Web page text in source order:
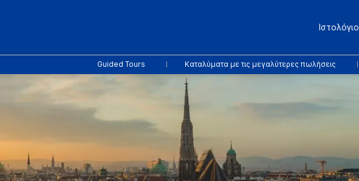
Ιστολόγιο
Guided Tours Καταλύματα με τις μεγαλύτερες πωλήσεις